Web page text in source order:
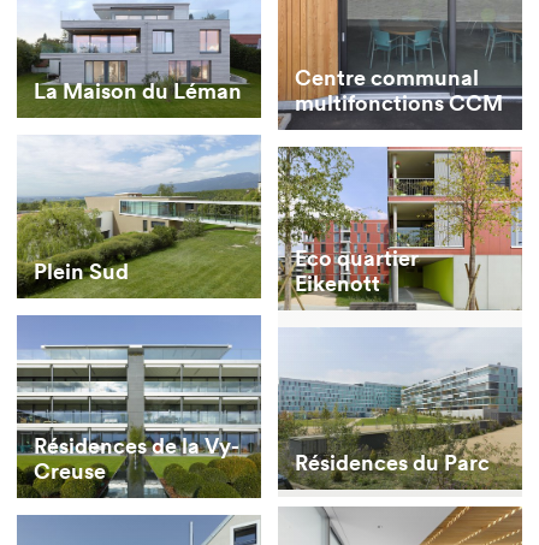
Centre communal
multifonctions CCM
La Maison du Léman
Plein Sud
Eco quartier
Eikenott
Résidences de la Vy-
Creuse
Résidences du Parc